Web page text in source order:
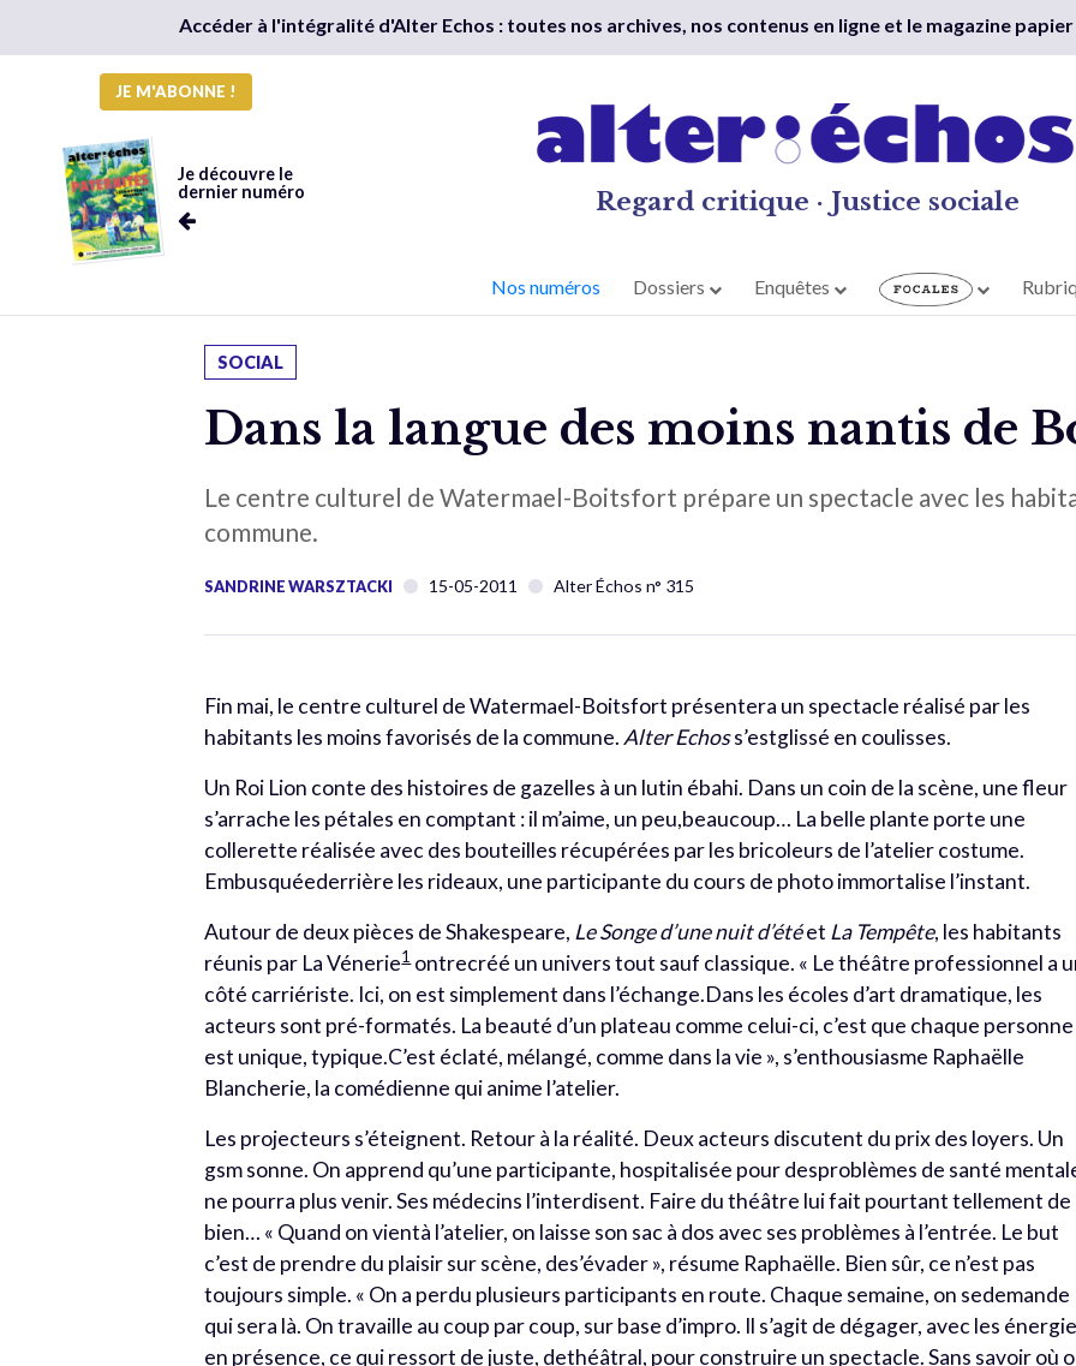
Accéder à l'intégralité d'Alter Echos : toutes nos archives, nos contenus en ligne et le magazine
JE M'ABONNE !
Je découvre le
dernier numéro
Regard critique · Justice sociale
Nos numéros Dossiers Enquêtes
SOCIAL
Dans la langue des moins nantis de
Le centre culturel de Watermael-Boitsfort prépare un spectacle avec les
commune.
SANDRINE WARSZTACKI 15-05-2011 Alter Échos n° 315
Fin mai, le centre culturel de Watermael-Boitsfort présentera un spectacle réalisé par les
habitants les moins favorisés de la commune. Alter Echoss’estglissé en coulisses.
Un Roi Lion conte des histoires de gazelles à un lutin ébahi. Dans un coin de la scène, une fleur
s’arrache les pétales en comptant : il m’aime, un peu,beaucoup… La belle plante porte une
collerette réalisée avec des bouteilles récupérées par les bricoleurs de l’atelier costume.
Embusquéederrière les rideaux, une participante du cours de photo immortalise l’instant.
Autour de deux pièces de Shakespeare, Le Songe d’une nuit d’étéet La Tempête, les habitants
réunis par La Vénerie1ontrecréé un univers tout sauf classique. « Le théâtre professionnel a
côté carriériste. Ici, on est simplement dans l’échange.Dans les écoles d’art dramatique, les
acteurs sont pré-formatés. La beauté d’un plateau comme celui-ci, c’est que chaque personne
est unique, typique.C’est éclaté, mélangé, comme dans la vie », s’enthousiasme Raphaëlle
Blancherie, la comédienne qui anime l’atelier.
Les projecteurs s’éteignent. Retour à la réalité. Deux acteurs discutent du prix des loyers. Un
gsm sonne. On apprend qu’une participante, hospitalisée pour desproblèmes de santé
ne pourra plus venir. Ses médecins l’interdisent. Faire du théâtre lui fait pourtant tellement de
bien… « Quand on vientà l’atelier, on laisse son sac à dos avec ses problèmes à l’entrée. Le but
c’est de prendre du plaisir sur scène, des’évader », résume Raphaëlle. Bien sûr, ce n’est pas
toujours simple. « On a perdu plusieurs participants en route. Chaque semaine, on sedemande
qui sera là. On travaille au coup par coup, sur base d’impro. Il s’agit de dégager, avec les
en présence, ce qui ressort de juste, dethéâtral, pour construire un spectacle. Sans savoir où